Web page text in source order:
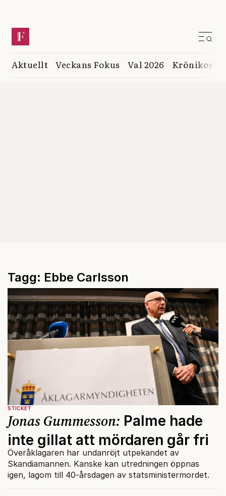
Aktuellt Veckans Fokus Val 2026 Krönikor
Tagg: Ebbe Carlsson
STICKET
Jonas Gummesson: Palme hade
inte gillat att mördaren går fri
Överåklagaren har undanröjt utpekandet av
Skandiamannen. Kanske kan utredningen öppnas
igen, lagom till 40-årsdagen av statsministermordet.